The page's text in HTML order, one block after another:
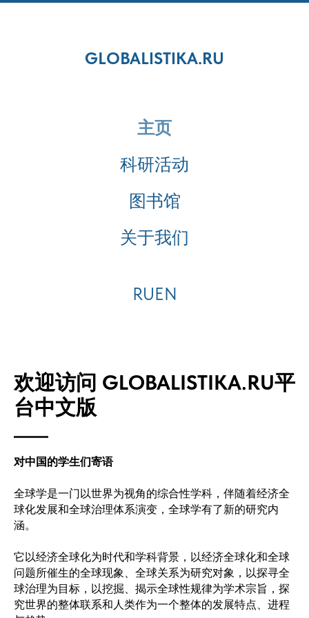
GLOBALISTIKA.RU
主页
科研活动
图书馆
关于我们
RUEN
欢迎访问 GLOBALISTIKA.RU平
台中文版
对中国的学生们寄语
全球学是一门以世界为视角的综合性学科，伴随着经济全
球化发展和全球治理体系演变，全球学有了新的研究内
涵。
它以经济全球化为时代和学科背景，以经济全球化和全球
问题所催生的全球现象、全球关系为研究对象，以探寻全
球治理为目标，以挖掘、揭示全球性规律为学术宗旨，探
究世界的整体联系和人类作为一个整体的发展特点、进程